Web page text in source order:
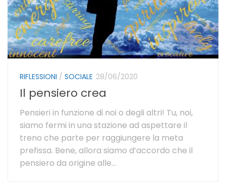
RIFLESSIONI / SOCIALE 28/06/2020
Il pensiero crea
Pensieri in funzione di noi o degli altri! Tu, noi,
siamo fermi in una stazione ad aspettare il
treno che parte per raggiungere la meta
prefissa. Bene, allora siamo d’accordo che il
pensiero da origine alle...